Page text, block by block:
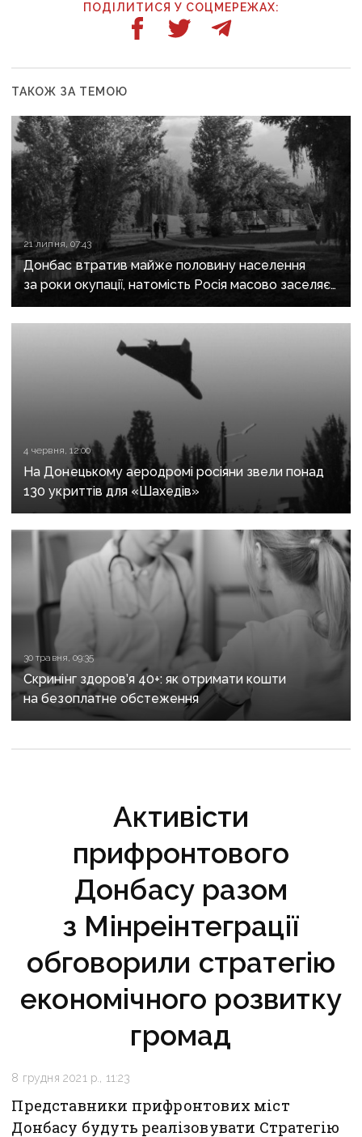
ПОДІЛИТИСЯ У СОЦМЕРЕЖАХ:
ТАКОЖ ЗА ТЕМОЮ
21 липня, 07:43
Донбас втратив майже половину населення
за роки окупації, натомість Росія масово заселяє
регіон своїми громадянами — ГУР
4 червня, 12:00
На Донецькому аеродромі росіяни звели понад
130 укриттів для «Шахедів»
30 травня, 09:35
Скринінг здоров’я 40+: як отримати кошти
на безоплатне обстеження
Активісти
прифронтового
Донбасу разом
з Мінреінтеграції
обговорили стратегію
економічного розвитку
громад
8 грудня 2021 р., 11:23
Представники прифронтових міст
Донбасу будуть реалізовувати Стратегію